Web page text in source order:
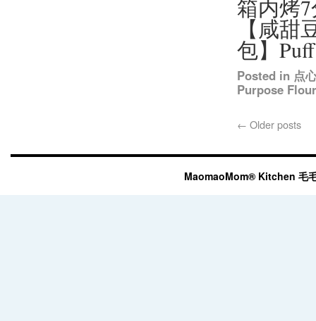
箱内烤
【咸
包】
Posted in 点
Purpose Flour
← Older posts
MaomaoMom® Kitchen 毛